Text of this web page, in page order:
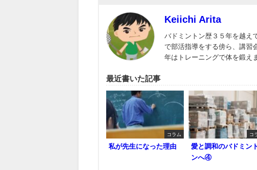
Keiichi Arita
バドミントン歴３５年を越え
で部活指導をする傍ら、講習
年はトレーニングで体を鍛え
最近書いた記事
コラム
私が先生になった理由
コ
愛と調和のバドミン
ンへ④